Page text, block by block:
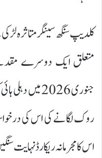
کلدیپ سنگھ سینگر متاثرہ
متعلق ایک دوسرے
جنوری 2026
روک لگانے کی اس کی
اس کا مجرمانہ ریکارڈ نہایت